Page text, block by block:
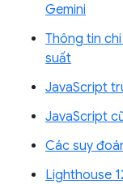
Gemini
Thông tin
suất
JavaScript
JavaScript
Các suy
Lighthouse